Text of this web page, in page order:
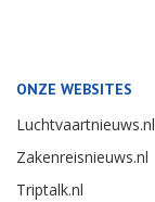
ONZE WEBSITES
Luchtvaartnieuws.nl
Zakenreisnieuws.nl
Triptalk.nl